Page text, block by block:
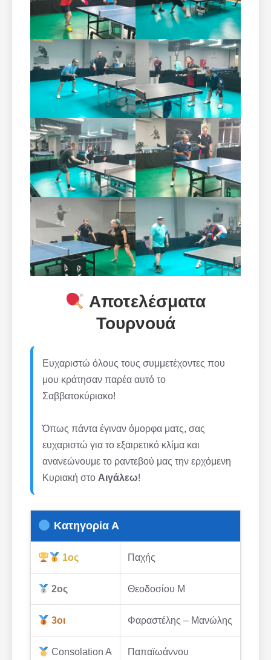
Αποτελέσματα
Τουρνουά
Ευχαριστώ όλους τους συμμετέχοντες που
μου κράτησαν παρέα αυτό το
Σαββατοκύριακο!
Όπως πάντα έγιναν όμορφα ματς, σας
ευχαριστώ για το εξαιρετικό κλίμα και
ανανεώνουμε το ραντεβού μας την ερχόμενη
Κυριακή στο Αιγάλεω!
Κατηγορία Α
1ος Παχής
2ος Θεοδοσίου Μ
3οι Φαραστέλης – Μανώλης
Consolation A Παπαϊωάννου